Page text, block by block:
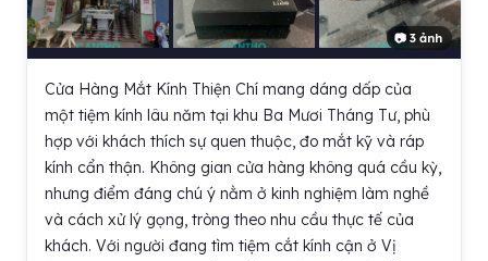
📷 3 ảnh
Cửa Hàng Mắt Kính Thiện Chí mang dáng dấp của
một tiệm kính lâu năm tại khu Ba Mươi Tháng Tư, phù
hợp với khách thích sự quen thuộc, đo mắt kỹ và ráp
kính cẩn thận. Không gian cửa hàng không quá cầu kỳ,
nhưng điểm đáng chú ý nằm ở kinh nghiệm làm nghề
và cách xử lý gọng, tròng theo nhu cầu thực tế của
khách. Với người đang tìm tiệm cắt kính cận ở Vị